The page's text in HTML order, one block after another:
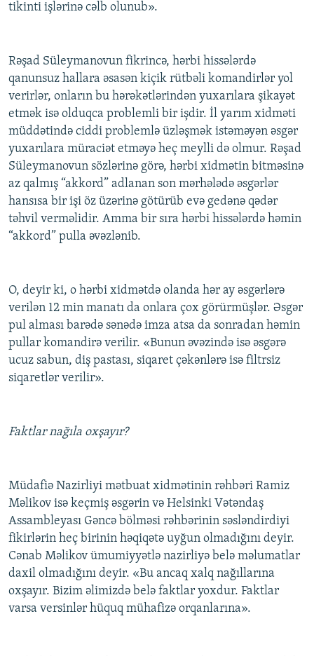
tikinti işlərinə cəlb olunub».
Rəşad Süleymanovun fikrincə, hərbi hissələrdə
qanunsuz hallara əsasən kiçik rütbəli komandirlər yol
verirlər, onların bu hərəkətlərindən yuxarılara şikayət
etmək isə olduqca problemli bir işdir. İl yarım xidməti
müddətində ciddi problemlə üzləşmək istəməyən əsgər
yuxarılara müraciət etməyə heç meylli də olmur. Rəşad
Süleymanovun sözlərinə görə, hərbi xidmətin bitməsinə
az qalmış “akkord” adlanan son mərhələdə əsgərlər
hansısa bir işi öz üzərinə götürüb evə gedənə qədər
təhvil verməlidir. Amma bir sıra hərbi hissələrdə həmin
“akkord” pulla əvəzlənib.
O, deyir ki, o hərbi xidmətdə olanda hər ay əsgərlərə
verilən 12 min manatı da onlara çox görürmüşlər. Əsgər
pul alması barədə sənədə imza atsa da sonradan həmin
pullar komandirə verilir. «Bunun əvəzində isə əsgərə
ucuz sabun, diş pastası, siqaret çəkənlərə isə filtrsiz
siqaretlər verilir».
Faktlar nağıla oxşayır?
Müdafiə Nazirliyi mətbuat xidmətinin rəhbəri Ramiz
Məlikov isə keçmiş əsgərin və Helsinki Vətəndaş
Assambleyası Gəncə bölməsi rəhbərinin səsləndirdiyi
fikirlərin heç birinin həqiqətə uyğun olmadığını deyir.
Cənab Məlikov ümumiyyətlə nazirliyə belə məlumatlar
daxil olmadığını deyir. «Bu ancaq xalq nağıllarına
oxşayır. Bizim əlimizdə belə faktlar yoxdur. Faktlar
varsa versinlər hüquq mühafizə orqanlarına».